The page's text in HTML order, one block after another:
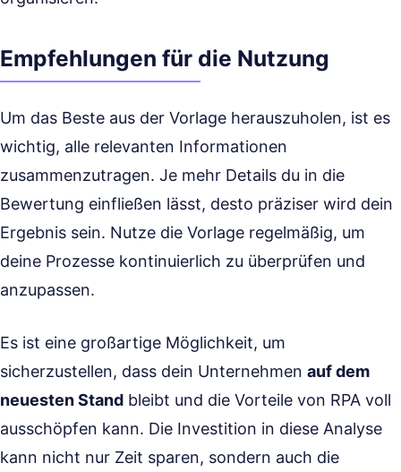
Empfehlungen für die Nutzung
Um das Beste aus der Vorlage herauszuholen, ist es
wichtig, alle relevanten Informationen
zusammenzutragen. Je mehr Details du in die
Bewertung einfließen lässt, desto präziser wird dein
Ergebnis sein. Nutze die Vorlage regelmäßig, um
deine Prozesse kontinuierlich zu überprüfen und
anzupassen.
Es ist eine großartige Möglichkeit, um
sicherzustellen, dass dein Unternehmen auf dem
neuesten Stand bleibt und die Vorteile von RPA voll
ausschöpfen kann. Die Investition in diese Analyse
kann nicht nur Zeit sparen, sondern auch die